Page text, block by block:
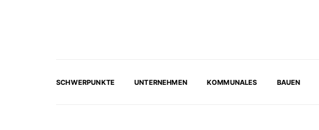
SCHWERPUNKTE UNTERNEHMEN KOMMUNALES BAUEN